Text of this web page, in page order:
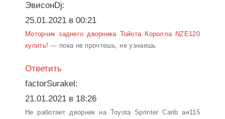
ЭвисонDj:
25.01.2021 в 00:21
Моторчик заднего дворника Тойота Королла NZE120
купить!— пока не прочтешь, не узнаешь
Ответить
factorSurakel:
21.01.2021 в 18:26
Не работает дворник на Toyota Sprinter Carib ae115